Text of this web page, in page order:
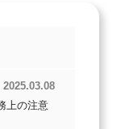
2025.03.08
上の注意